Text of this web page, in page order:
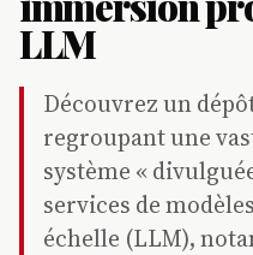
LLM
Découvrez un
regroupant une
système «
services de
échelle (LLM),